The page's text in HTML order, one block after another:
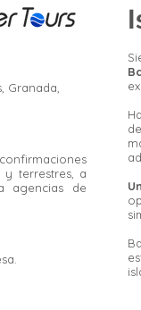
Granada,
y terrestres, a
agencias de